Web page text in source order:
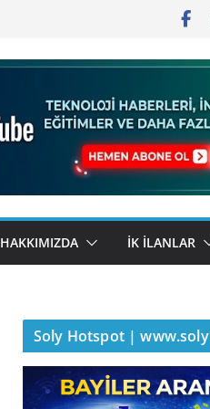
HAKKIMIZDA İK İLANLAR
Soly Hotspot |